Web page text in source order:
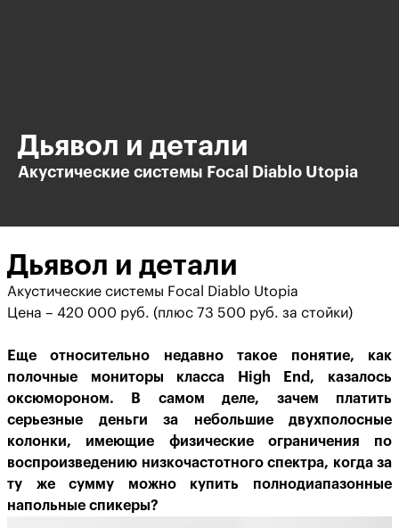
Дьявол и детали
Акустические системы Focal Diablo Utopia
Дьявол и детали
Акустические системы Focal Diablo Utopia
Цена – 420 000 руб. (плюс 73 500 руб. за стойки)
Еще относительно недавно такое понятие, как
полочные мониторы класса High End, казалось
оксюмороном. В самом деле, зачем платить
серьезные деньги за небольшие двухполосные
колонки, имеющие физические ограничения по
воспроизведению низкочастотного спектра, когда за
ту же сумму можно купить полнодиапазонные
напольные спикеры?